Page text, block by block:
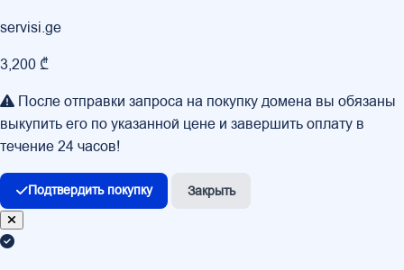
servisi.ge
3,200 ₾
После отправки запроса на покупку домена вы обязаны
выкупить его по указанной цене и завершить оплату в
течение 24 часов!
Подтвердить покупку Закрыть